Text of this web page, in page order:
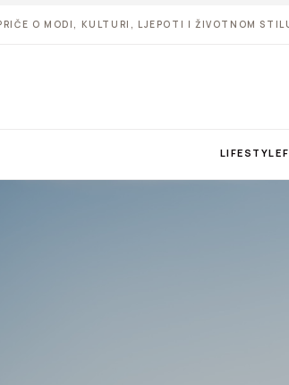
O MODI, KULTURI, LJEPOTI I ŽIVOTNOM
LIFESTYLE